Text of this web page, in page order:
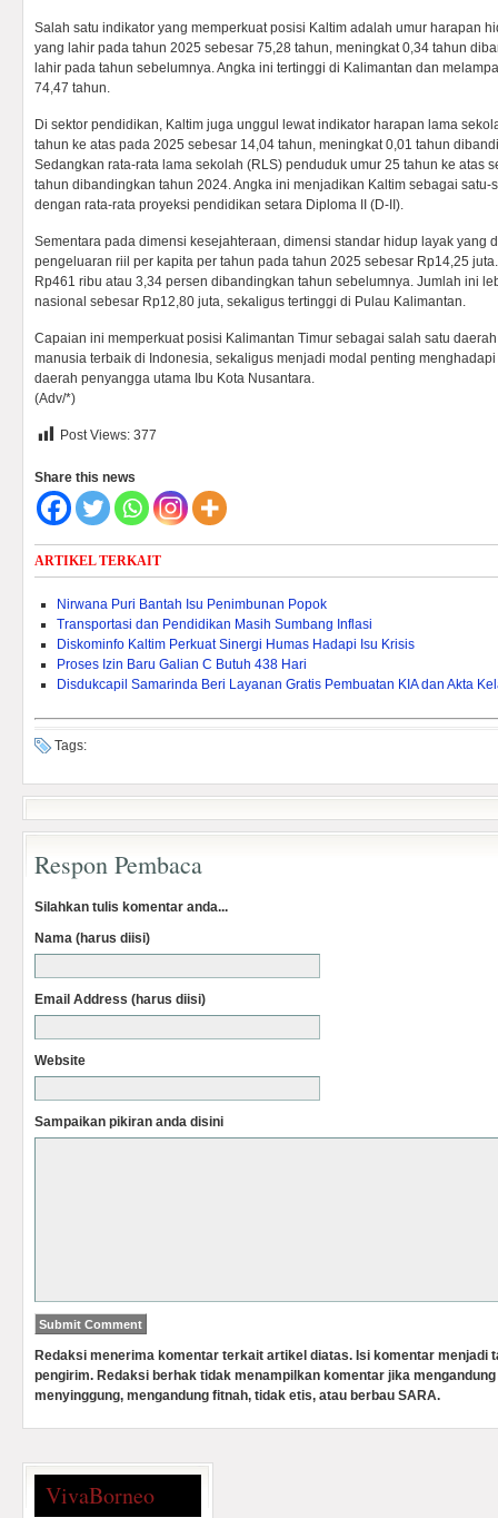
Salah satu indikator yang memperkuat posisi Kaltim adalah umur harapan
yang lahir pada tahun 2025 sebesar 75,28 tahun, meningkat 0,34 tahun
lahir pada tahun sebelumnya. Angka ini tertinggi di Kalimantan dan
74,47 tahun.
Di sektor pendidikan, Kaltim juga unggul lewat indikator harapan lama
tahun ke atas pada 2025 sebesar 14,04 tahun, meningkat 0,01 tahun
Sedangkan rata-rata lama sekolah (RLS) penduduk umur 25 tahun ke atas
tahun dibandingkan tahun 2024. Angka ini menjadikan Kaltim sebagai
dengan rata-rata proyeksi pendidikan setara Diploma II (D-II).
Sementara pada dimensi kesejahteraan, dimensi standar hidup layak yang
pengeluaran riil per kapita per tahun pada tahun 2025 sebesar Rp14,25
Rp461 ribu atau 3,34 persen dibandingkan tahun sebelumnya. Jumlah ini
nasional sebesar Rp12,80 juta, sekaligus tertinggi di Pulau Kalimantan.
Capaian ini memperkuat posisi Kalimantan Timur sebagai salah satu
manusia terbaik di Indonesia, sekaligus menjadi modal penting
daerah penyangga utama Ibu Kota Nusantara.
(Adv/*)
Post Views: 377
Share this news
ARTIKEL TERKAIT
Nirwana Puri Bantah Isu Penimbunan Popok
Transportasi dan Pendidikan Masih Sumbang Inflasi
Diskominfo Kaltim Perkuat Sinergi Humas Hadapi Isu Krisis
Proses Izin Baru Galian C Butuh 438 Hari
Disdukcapil Samarinda Beri Layanan Gratis Pembuatan KIA dan Akta
Tags:
Respon Pembaca
Silahkan tulis komentar anda...
Nama (harus diisi)
Email Address (harus diisi)
Website
Sampaikan pikiran anda disini
Redaksi menerima komentar terkait artikel diatas. Isi komentar menjadi
pengirim. Redaksi berhak tidak menampilkan komentar jika
menyinggung, mengandung fitnah, tidak etis, atau berbau SARA.
VivaBorneo